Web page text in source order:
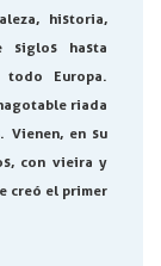
historia,
siglos hasta
Europa.
riada
Vienen, en su
con vieira y
creó el primer